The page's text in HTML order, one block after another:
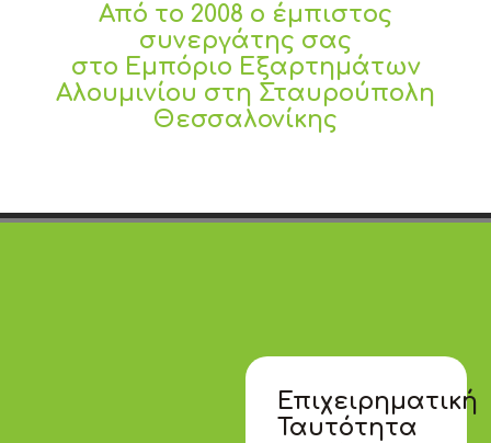
Από το 2008 ο έμπιστος
συνεργάτης σας
στο Εμπόριο Εξαρτημάτων
Αλουμινίου στη Σταυρούπολη
Θεσσαλονίκης
Επιχειρηματική
Ταυτότητα